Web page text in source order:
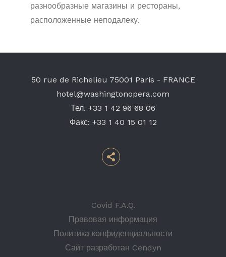
разнообразные магазины и рестораны,
расположенные неподалеку.
50 rue de Richelieu 75001 Paris - FRANCE
hotel@washingtonopera.com
Тел. +33 1 42 96 68 06
Факс: +33 1 40 15 01 12
Covid F.A.Q.
Правовая информация
Политика конфиденциальности
Сайт разработан Cendyn